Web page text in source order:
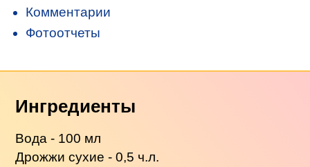
Комментарии
Фотоотчеты
Ингредиенты
Вода - 100 мл
Дрожжи сухие - 0,5 ч.л.